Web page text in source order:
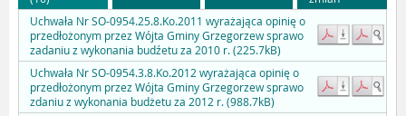
Uchwała Nr SO-0954.25.8.Ko.2011 wyrażająca opinię o
przedłożonym przez Wójta Gminy Grzegorzew sprawo
zadaniu z wykonania budźetu za 2010 r. (225.7kB)
Uchwała Nr SO-0954.3.8.Ko.2012 wyrażająca opinię o
przedłożonym przez Wójta Gminy Grzegorzew sprawo
zdaniu z wykonania budżetu za 2012 r. (988.7kB)